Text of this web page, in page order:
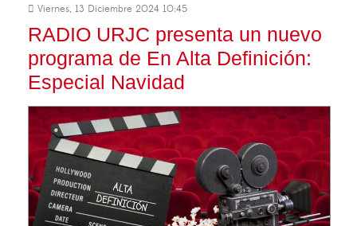
Viernes, 13 Diciembre 2024 10:45
RADIO URJC presenta un nuevo
programa de En Alta Definición:
Especial Navidad